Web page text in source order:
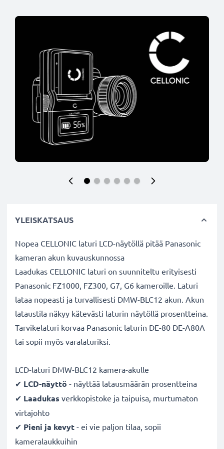
YLEISKATSAUS
Nopea CELLONIC laturi LCD-näytöllä pitää Panasonic
kameran akun kuvauskunnossa
Laadukas CELLONIC laturi on suunniteltu erityisesti
Panasonic FZ1000, FZ300, G7, G6 kameroille. Laturi
lataa nopeasti ja turvallisesti DMW-BLC12 akun. Akun
lataustila näkyy kätevästi laturin näytöllä prosentteina.
Tarvikelaturi korvaa Panasonic laturin DE-80 DE-A80A
tai sopii myös varalaturiksi.
LCD-laturi DMW-BLC12 kamera-akulle
✔ LCD-näyttö - näyttää latausmäärän prosentteina
✔ Laadukas verkkopistoke ja taipuisa, murtumaton
virtajohto
✔ Pieni ja kevyt - ei vie paljon tilaa, sopii
kameralaukkuihin